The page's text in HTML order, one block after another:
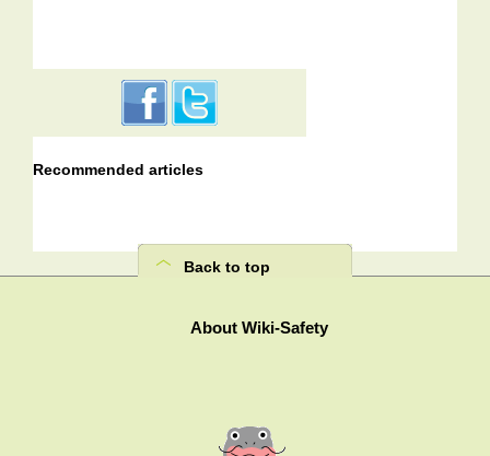
Recommended articles
Back to top
About Wiki-Safety